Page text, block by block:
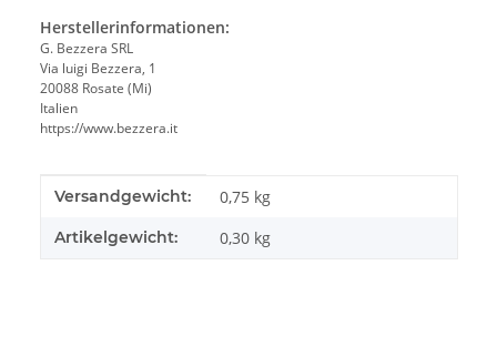
Herstellerinformationen:
G. Bezzera SRL
Via luigi Bezzera, 1
20088 Rosate (Mi)
Italien
https://www.bezzera.it
Produkteigenschaft
Wert
Versandgewicht: 0,75 kg
Artikelgewicht: 0,30 kg